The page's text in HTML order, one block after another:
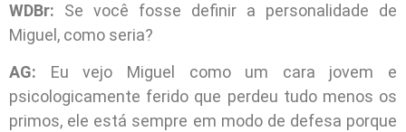
WDBr: Se você fosse definir a personalidade de
Miguel, como seria?
AG: Eu vejo Miguel como um cara jovem e
psicologicamente ferido que perdeu tudo menos os
primos, ele está sempre em modo de defesa porque